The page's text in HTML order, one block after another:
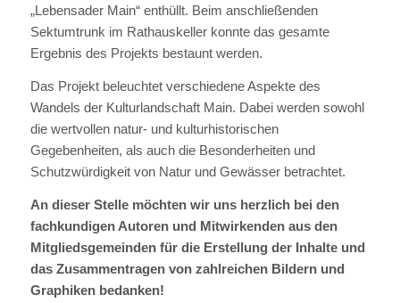
„Lebensader Main“ enthüllt. Beim anschließenden
Sektumtrunk im Rathauskeller konnte das gesamte
Ergebnis des Projekts bestaunt werden.
Das Projekt beleuchtet verschiedene Aspekte des
Wandels der Kulturlandschaft Main. Dabei werden sowohl
die wertvollen natur- und kulturhistorischen
Gegebenheiten, als auch die Besonderheiten und
Schutzwürdigkeit von Natur und Gewässer betrachtet.
An dieser Stelle möchten wir uns herzlich bei den
fachkundigen Autoren und Mitwirkenden aus den
Mitgliedsgemeinden für die Erstellung der Inhalte und
das Zusammentragen von zahlreichen Bildern und
Graphiken bedanken!